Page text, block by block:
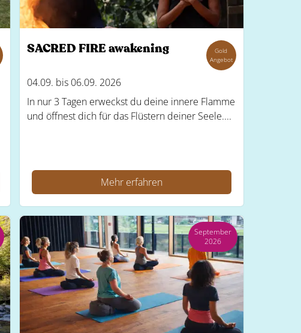
SACRED FIRE awakening
Gold
Angebot
04.09. bis 06.09. 2026
In nur 3 Tagen erweckst du deine innere Flamme
und öffnest dich für das Flüstern deiner Seele....
Mehr erfahren
September
2026